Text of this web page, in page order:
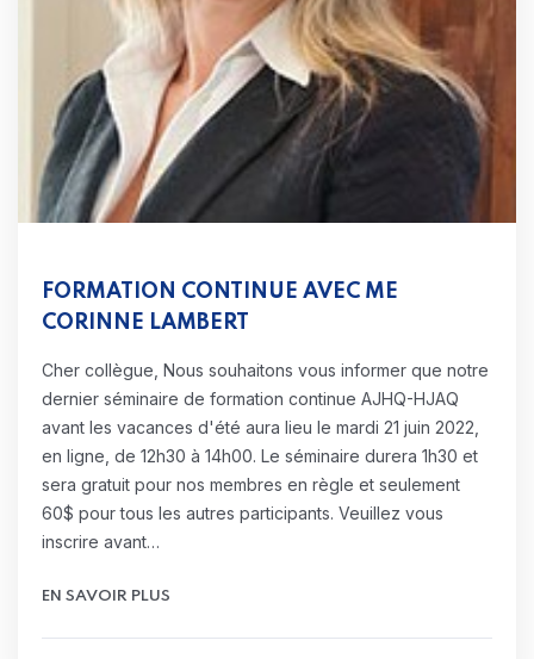
FORMATION CONTINUE AVEC ME
CORINNE LAMBERT
Cher collègue, Nous souhaitons vous informer que notre
dernier séminaire de formation continue AJHQ-HJAQ
avant les vacances d'été aura lieu le mardi 21 juin 2022,
en ligne, de 12h30 à 14h00. Le séminaire durera 1h30 et
sera gratuit pour nos membres en règle et seulement
60$ pour tous les autres participants. Veuillez vous
inscrire avant…
EN SAVOIR PLUS